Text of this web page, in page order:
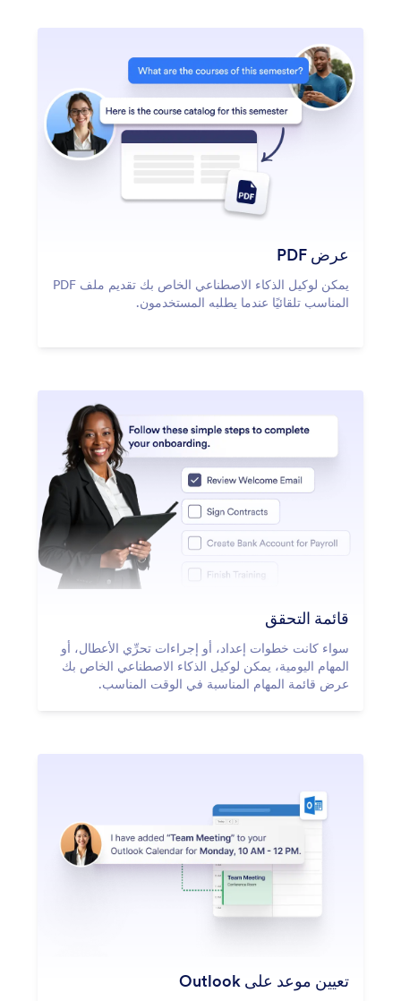
عرض PDF
يمكن لوكيل الذكاء الاصطناعي الخاص بك تقديم ملف PDF
المناسب تلقائيًا عندما يطلبه المستخدمون.
قائمة التحقق
سواء كانت خطوات إعداد، أو إجراءات تحرِّي الأعطال، أو
المهام اليومية، يمكن لوكيل الذكاء الاصطناعي الخاص بك
عرض قائمة المهام المناسبة في الوقت المناسب.
تعيين موعد على Outlook